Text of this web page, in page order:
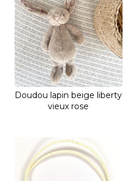
Doudou lapin beige liberty
vieux rose